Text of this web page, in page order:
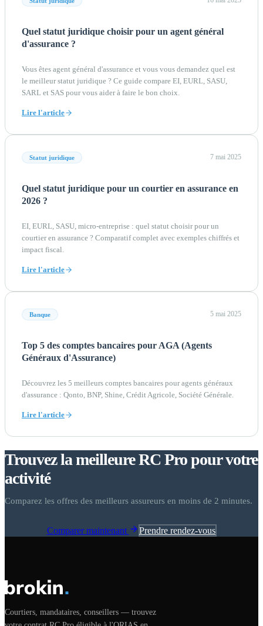
Quel statut juridique choisir pour un agent général
d'assurance ?
Vous êtes agent général d'assurance et vous vous demandez quel est
le meilleur statut juridique ? Ce guide compare EI, EURL, SASU,
SARL et SAS pour vous aider à faire le bon choix.
Lire l'article
Statut juridique 7 mai 2025
Quel statut juridique pour un courtier en assurance en
2026 ?
EI, EURL, SASU, micro-entreprise : quel statut choisir pour un
courtier en assurance ? Comparatif complet avec exemples chiffrés et
impact fiscal.
Lire l'article
Banque 5 mai 2025
Top 5 des comptes bancaires pour AGA (Agents
Généraux d'Assurance)
Découvrez les 5 meilleurs comptes bancaires pour agents généraux
d'assurance : Qonto, BNP, Shine, Crédit Agricole, Société Générale.
Lire l'article
Trouvez la meilleure RC Pro pour votre
activité
Comparez les offres des meilleurs assureurs en moins de 2 minutes.
Comparer maintenant Prendre rendez-vous
Courtiers, mandataires, conseillers — trouvez